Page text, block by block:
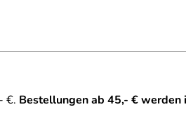
€. Bestellungen ab 45,- € werden